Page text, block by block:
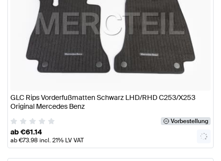
GLC Rips Vorderfußmatten Schwarz LHD/RHD C253/X253
Original Mercedes Benz
Vorbestellung
ab€61.14
ab€73.98 incl. 21% LV VAT